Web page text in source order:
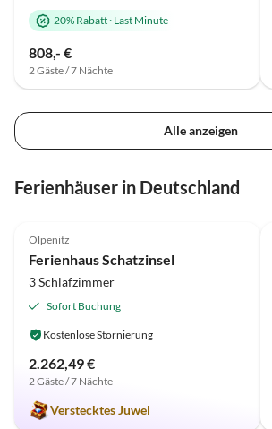
20% Rabatt· Last Minute
808,- €
2 Gäste / 7 Nächte
Alle anzeigen
Ferienhäuser in Deutschland
Olpenitz
Ferienhaus Schatzinsel
3 Schlafzimmer
Sofort Buchung
Kostenlose Stornierung
2.262,49 €
2 Gäste / 7 Nächte
Verstecktes Juwel